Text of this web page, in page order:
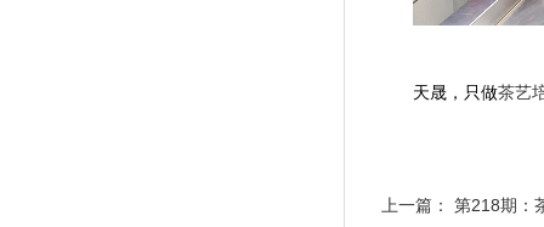
天晟，只做茶艺
上一篇： 第218期：